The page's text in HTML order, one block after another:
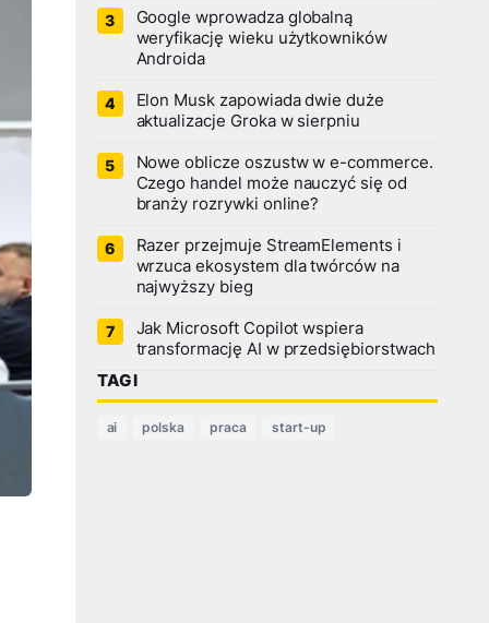
Google wprowadza globalną
weryfikację wieku użytkowników
Androida
Elon Musk zapowiada dwie duże
aktualizacje Groka w sierpniu
Nowe oblicze oszustw w e-commerce.
Czego handel może nauczyć się od
branży rozrywki online?
Razer przejmuje StreamElements i
wrzuca ekosystem dla twórców na
najwyższy bieg
Jak Microsoft Copilot wspiera
transformację AI w przedsiębiorstwach
TAGI
ai polska praca start-up